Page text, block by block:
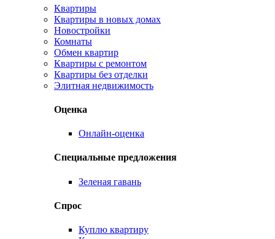
Квартиры
Квартиры в новых домах
Новостройки
Комнаты
Обмен квартир
Квартиры с ремонтом
Квартиры без отделки
Элитная недвижимость
Оценка
Онлайн-оценка
Специальные предложения
Зеленая гавань
Спрос
Куплю квартиру